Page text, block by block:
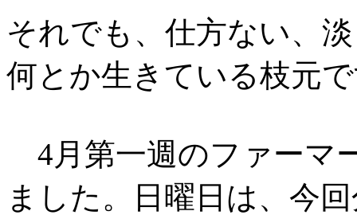
それでも、仕方ない、
何とか生きている枝元
4 月第一週のファーマ
ました。日曜日は、今